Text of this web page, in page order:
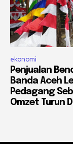
ekonomi
Penjualan
Banda Aceh
Pedagang
Omzet Turun